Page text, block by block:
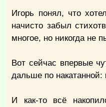
Игорь понял, что
начисто забыл
многое, но никогда не
Вот сейчас впервые
дальше по
И как-то всё